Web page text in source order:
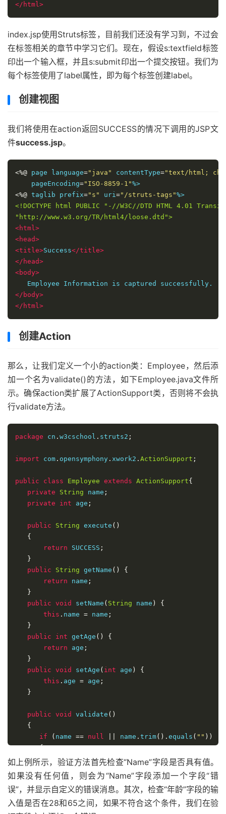
</html>
index.jsp使用Struts标签，目前我们还没有学习到，不过会
在标签相关的章节中学习它们。现在，假设s:textfield标签
印出一个输入框，并且s:submit印出一个提交按钮。我们为
每个标签使用了label属性，即为每个标签创建label。
创建视图
我们将使用在action返回SUCCESS的情况下调用的JSP文
件success.jsp。
<%@ page language="java" contentType="text/html;
    pageEncoding
="ISO-8859-1"
<%@ taglib prefix="s" uri="/struts-tags"
<!DOCTYPE html PUBLIC "-//W3C//DTD HTML 4.01
"http://www.w3.org/TR/html4/loose.dtd">
<html>
<head>
<title>Success</title>
</head>
<body>
</body>
</html>
创建Action
那么，让我们定义一个小的action类：Employee，然后添
加一个名为validate()的方法，如下Employee.java文件所
示。确保action类扩展了ActionSupport类，否则将不会执
行validate方法。
package cn . w3cschool . struts2 ;
import com . opensymphony . xwork2 . ActionSupport ;
public class Employee extends ActionSupport{
private
String name ;
private
int age ;
public String execute ()
{
return SUCCESS ;
}
public
String getName ()
{
return name ;
}
public void setName ( String name )
{
this . name = name ;
}
public
int getAge ()
{
return age ;
}
public void setAge ( int age )
{
this . age = age ;
}
public void validate ()
{
if
( name == null name . trim(). equals ( "" ))
{
         addFieldError
("name" , "The name is required"
if
( age < 28 || age > 65
)
{
         addFieldError
("age","Age must be in
如上例所示，验证方法首先检查“Name”字段是否具有值。
如果没有任何值，则会为“Name”字段添加一个字段“错
误”，并显示自定义的错误消息。其次，检查“年龄”字段的输
入值是否在28和65之间，如果不符合这个条件，我们在验